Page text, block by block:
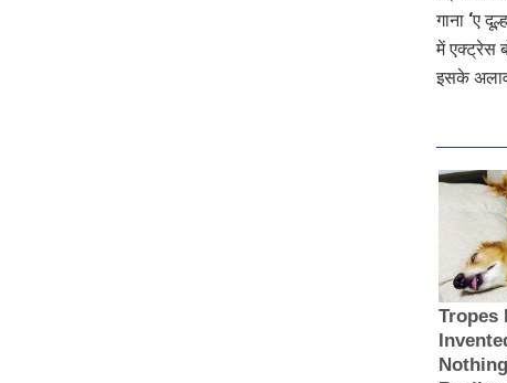
गाना ‘ए
में एक्ट्रेस
इसके